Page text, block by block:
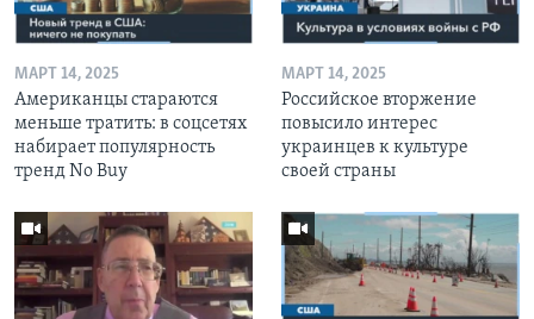
МАРТ 14, 2025
Американцы стараются
меньше тратить: в соцсетях
набирает популярность
тренд No Buy
МАРТ 14, 2025
Российское вторжение
повысило интерес
украинцев к культуре
своей страны